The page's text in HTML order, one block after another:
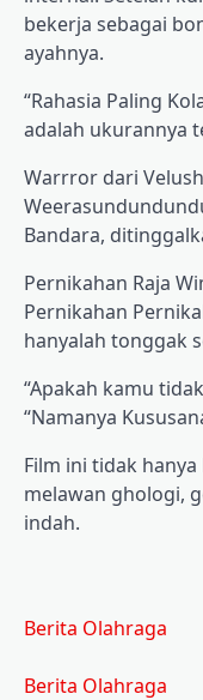
bekerja sebagai
ayahnya.
“Rahasia Paling
adalah ukurannya
Warrror dari
Bandara,
Pernikahan Raja
Pernikahan
hanyalah tonggak
“Apakah kamu
“Namanya
Film ini tidak
melawan ghologi,
indah.
Berita Olahraga
Berita Olahraga